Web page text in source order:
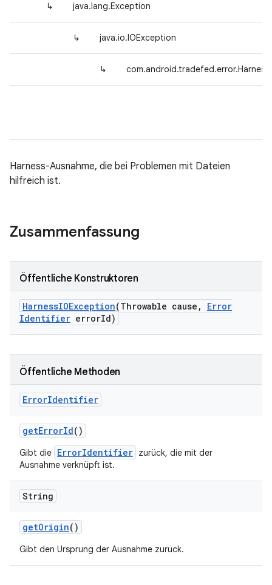
↳ java.lang.Exception
↳ java.io.IOException
↳
Harness-Ausnahme, die bei Problemen mit Dateien
hilfreich ist.
Zusammenfassung
Öffentliche Konstruktoren
HarnessIOException(Throwable cause ,
Error
Identifier errorId)
Öffentliche Methoden
ErrorIdentifier
getErrorId()
Gibt die ErrorIdentifier zurück, die mit der
Ausnahme verknüpft ist.
String
getOrigin()
Gibt den Ursprung der Ausnahme zurück.